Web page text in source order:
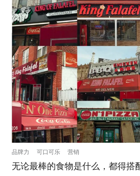
品牌力 可口可乐 营销
无论最棒的食物是什么，都得搭